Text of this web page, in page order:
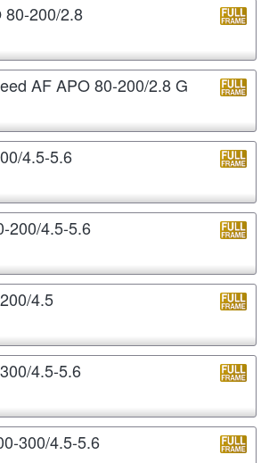
80-200/2.8
AF APO 80-200/2.8 G
4.5-5.6
200/4.5-5.6
4.5
4.5-5.6
300/4.5-5.6